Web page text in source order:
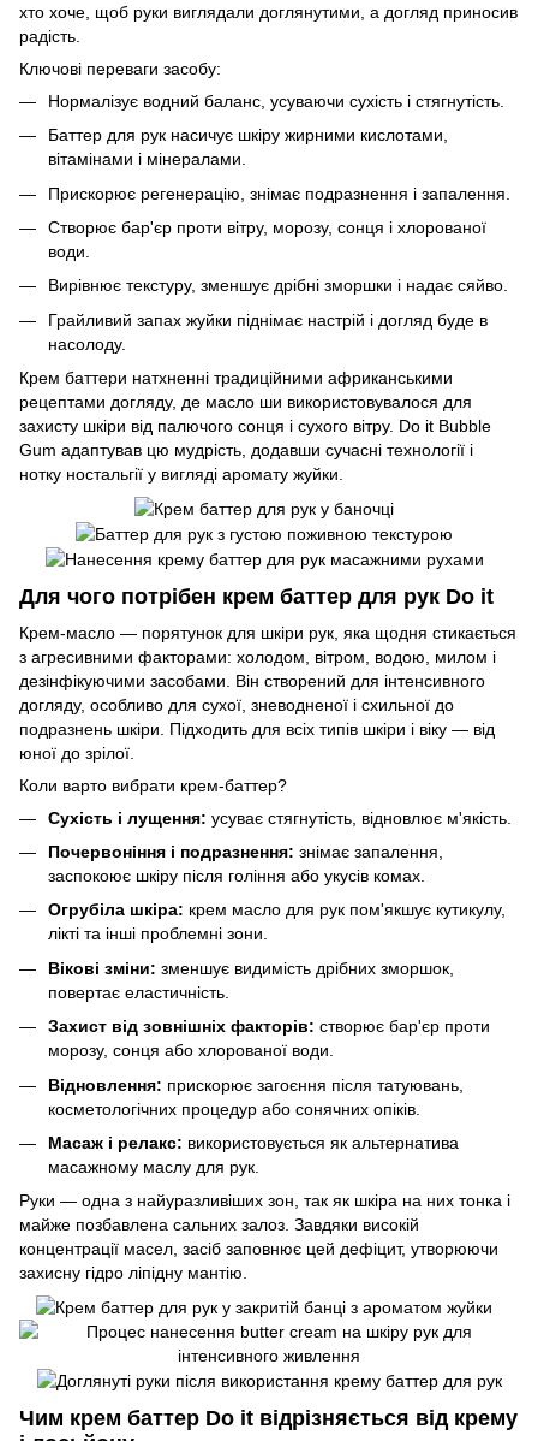
хто хоче, щоб руки виглядали доглянутими, а догляд приносив
радість.
Ключові переваги засобу:
Нормалізує водний баланс, усуваючи сухість і стягнутість.
Баттер для рук насичує шкіру жирними кислотами,
вітамінами і мінералами.
Прискорює регенерацію, знімає подразнення і запалення.
Створює бар'єр проти вітру, морозу, сонця і хлорованої
води.
Вирівнює текстуру, зменшує дрібні зморшки і надає сяйво.
Грайливий запах жуйки піднімає настрій і догляд буде в
насолоду.
Крем баттери натхненні традиційними африканськими
рецептами догляду, де масло ши використовувалося для
захисту шкіри від палючого сонця і сухого вітру. Do it Bubble
Gum адаптував цю мудрість, додавши сучасні технології і
нотку ностальгії у вигляді аромату жуйки.
Для чого потрібен крем баттер для рук Do it
Крем-масло — порятунок для шкіри рук, яка щодня стикається
з агресивними факторами: холодом, вітром, водою, милом і
дезінфікуючими засобами. Він створений для інтенсивного
догляду, особливо для сухої, зневодненої і схильної до
подразнень шкіри. Підходить для всіх типів шкіри і віку — від
юної до зрілої.
Коли варто вибрати крем-баттер?
Сухість і лущення: усуває стягнутість, відновлює м'якість.
Почервоніння і подразнення: знімає запалення,
заспокоює шкіру після гоління або укусів комах.
Огрубіла шкіра: крем масло для рук пом'якшує кутикулу,
лікті та інші проблемні зони.
Вікові зміни: зменшує видимість дрібних зморшок,
повертає еластичність.
Захист від зовнішніх факторів: створює бар'єр проти
морозу, сонця або хлорованої води.
Відновлення: прискорює загоєння після татуювань,
косметологічних процедур або сонячних опіків.
Масаж і релакс: використовується як альтернатива
масажному маслу для рук.
Руки — одна з найуразливіших зон, так як шкіра на них тонка і
майже позбавлена сальних залоз. Завдяки високій
концентрації масел, засіб заповнює цей дефіцит, утворюючи
захисну гідро ліпідну мантію.
Чим крем баттер Do it відрізняється від крему